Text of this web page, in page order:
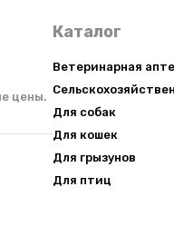
цены.
Каталог
Ветеринарная
Для собак
Для кошек
Для грызунов
Для птиц
×